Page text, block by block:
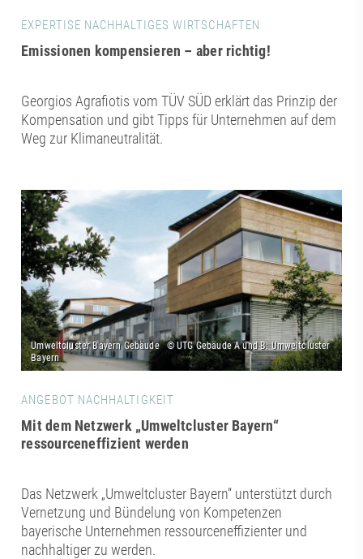
EXPERTISE NACHHALTIGES WIRTSCHAFTEN
Emissionen kompensieren – aber richtig!
Georgios Agrafiotis vom TÜV SÜD erklärt das Prinzip der
Kompensation und gibt Tipps für Unternehmen auf dem
Weg zur Klimaneutralität.
ANGEBOT NACHHALTIGKEIT
Mit dem Netzwerk „Umweltcluster Bayern“
ressourceneffizient werden
Das Netzwerk „Umweltcluster Bayern“ unterstützt durch
Vernetzung und Bündelung von Kompetenzen
bayerische Unternehmen ressourceneffizienter und
nachhaltiger zu werden.